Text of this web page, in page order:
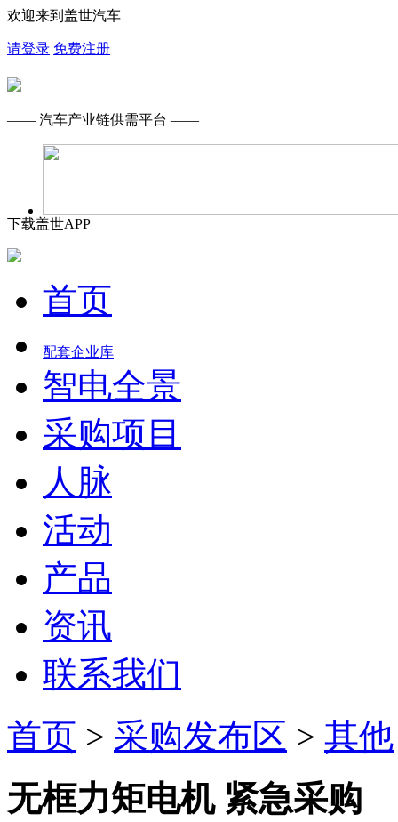
欢迎来到盖世汽车
请登录 免费注册
—— 汽车产业链供需平台 ——
下载盖世APP
首页
配套企业库
智电全景
采购项目
人脉
活动
产品
资讯
联系我们
首页 > 采购发布区 > 其他
无框力矩电机 紧急采购